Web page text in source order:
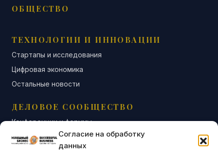
Согласие на обработку
данных
ОБЩЕСТВО
ТЕХНОЛОГИИ И ИННОВАЦИИ
Стартапы и исследования
Цифровая экономика
Остальные новости
ДЕЛОВОЕ СООБЩЕСТВО
Конференции и форумы
Бизнес-клубы и ассоциации
Остальные новости